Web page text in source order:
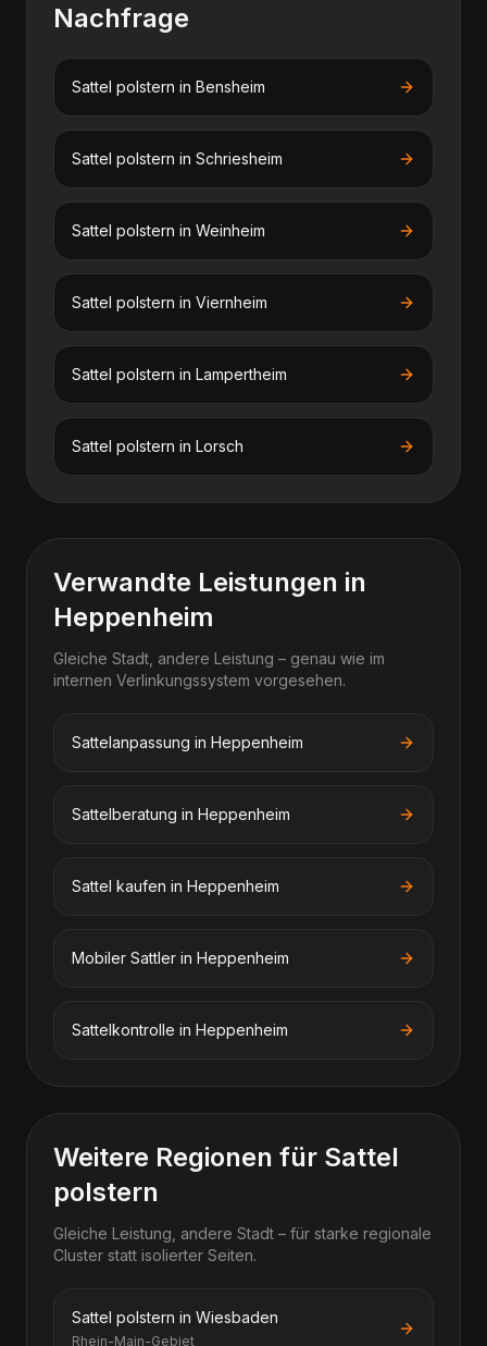
Nachfrage
Sattel polstern in Bensheim
Sattel polstern in Schriesheim
Sattel polstern in Weinheim
Sattel polstern in Viernheim
Sattel polstern in Lampertheim
Sattel polstern in Lorsch
Verwandte Leistungen in
Heppenheim
Gleiche Stadt, andere Leistung – genau wie im
internen Verlinkungssystem vorgesehen.
Sattelanpassung in Heppenheim
Sattelberatung in Heppenheim
Sattel kaufen in Heppenheim
Mobiler Sattler in Heppenheim
Sattelkontrolle in Heppenheim
Weitere Regionen für Sattel
polstern
Gleiche Leistung, andere Stadt – für starke regionale
Cluster statt isolierter Seiten.
Sattel polstern in Wiesbaden
Rhein-Main-Gebiet